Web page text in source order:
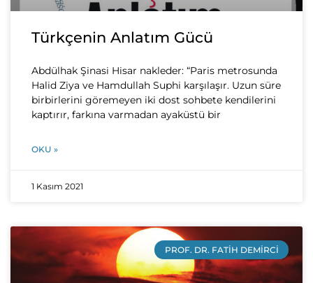
Türkçenin Anlatım Gücü
Abdülhak Şinasi Hisar nakleder: “Paris metrosunda
Halid Ziya ve Hamdullah Suphi karşılaşır. Uzun süre
birbirlerini göremeyen iki dost sohbete kendilerini
kaptırır, farkına varmadan ayaküstü bir
OKU »
1 Kasım 2021
PROF. DR. FATIH DEMIRCI